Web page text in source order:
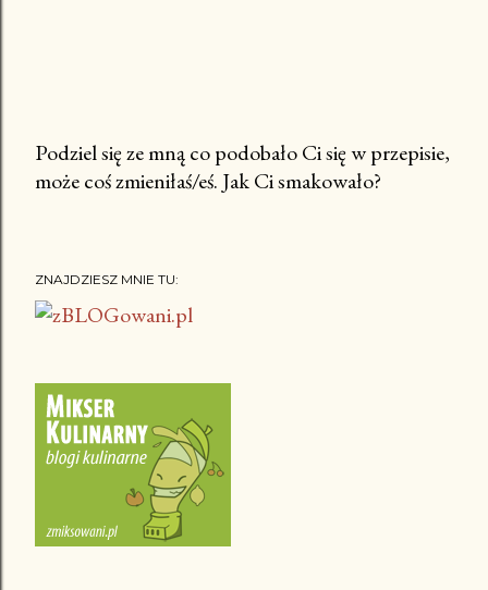
P
ś
l
j
m
t
Podziel się ze mną co podobało Ci się w przepisie,
może coś zmieniłaś/eś. Jak Ci smakowało?
ZNAJDZIESZ MNIE TU: